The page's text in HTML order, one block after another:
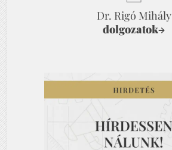
Dr. Rigó Mihály
dolgozatok→